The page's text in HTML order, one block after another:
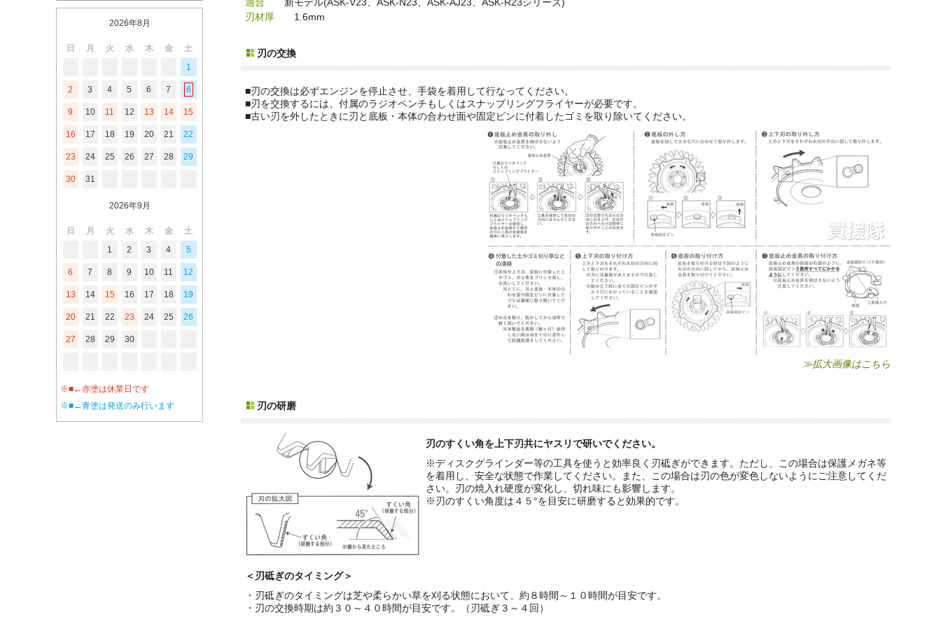
2026年8月
日 月 火 水 木 金
土
1
2 3 4 5 6 7 8
9 10 11 12 13 14 15
16 17 18 19 20 21 22
23 24 25 26 27 28 29
30 31
2026年9月
日 月 火 水 木 金
土
1
2 3 4 5
6 7 8 9 10 11 12
13 14 15 16 17 18 19
20 21 22 23 24 25 26
27 28 29 30
※■←赤塗は休業日です
※■←青塗は発送のみ行います
刃材厚 1.6mm
刃の交換
■刃の交換は必ずエンジンを停止させ、手袋を着用して行なってください。
■刃を交換するには、付属のラジオペンチもしくはスナップリングフライヤーが必要です。
■古い刃を外したときに刃と底板・本体の合わせ面や固定ピンに付着したゴミを取り除いてください。
≫拡大画像はこちら
刃の研磨
刃のすくい角を上下刃共にヤスリで研いでください。
※ディスクグラインダー等の工具を使うと効率良く刃砥ぎができます。ただし、この場合は保護メガネ等
を着用し、安全な状態で作業してください。また、この場合は刃の色が変色しないようにご注意してくだ
さい。刃の焼入れ硬度が変化し、切れ味にも影響します。
※刃のすくい角度は４５°を目安に研磨すると効果的です。
＜刃砥ぎのタイミング＞
・刃砥ぎのタイミングは芝や柔らかい草を刈る状態において、約８時間～１０時間が目安です。
・刃の交換時期は約３０～４０時間が目安です。（刃砥ぎ３～４回）